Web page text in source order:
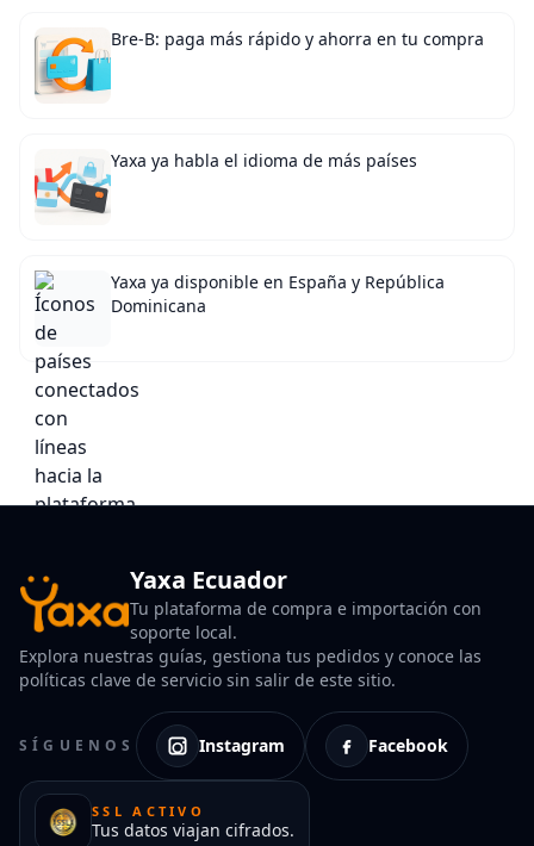
Bre-B: paga más rápido y ahorra en tu compra
Yaxa ya habla el idioma de más países
Yaxa ya disponible en España y República
Dominicana
Yaxa Ecuador
Tu plataforma de compra e importación con
soporte local.
Explora nuestras guías, gestiona tus pedidos y conoce las
políticas clave de servicio sin salir de este sitio.
SÍGUENOS Instagram Facebook
SSL ACTIVO
Tus datos viajan cifrados.